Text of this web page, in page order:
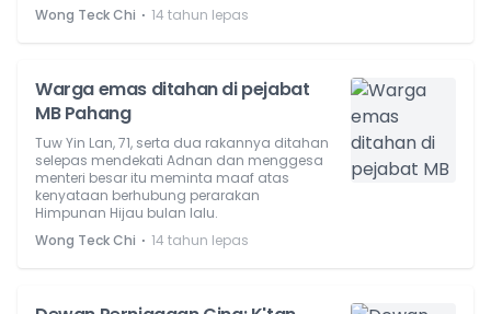
Wong Teck Chi ⋅ 14 tahun lepas
Warga emas ditahan di pejabat
MB Pahang
Tuw Yin Lan, 71, serta dua rakannya ditahan
selepas mendekati Adnan dan menggesa
menteri besar itu meminta maaf atas
kenyataan berhubung perarakan
Himpunan Hijau bulan lalu.
Wong Teck Chi ⋅ 14 tahun lepas